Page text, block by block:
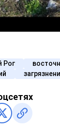
Рог